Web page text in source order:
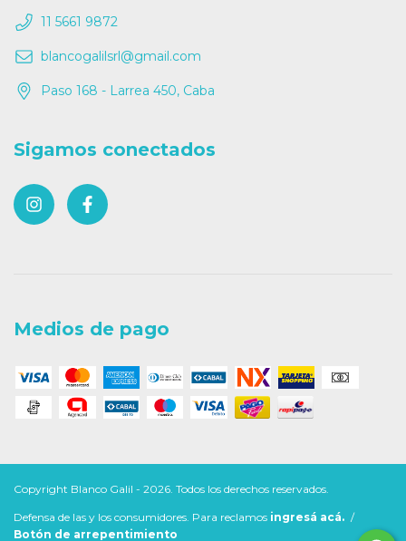
11 5661 9872
blancogalilsrl@gmail.com
Paso 168 - Larrea 450, Caba
Sigamos conectados
Medios de pago
Copyright Blanco Galil - 2026. Todos los derechos reservados.
Defensa de las y los consumidores. Para reclamos ingresá acá. /
Botón de arrepentimiento